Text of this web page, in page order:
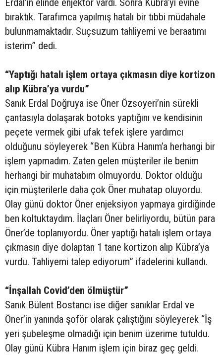
Erdal’ın elinde enjektör vardı. Sonra Kübra’yı evine
bıraktık. Tarafımca yapılmış hatalı bir tıbbi müdahale
bulunmamaktadır. Suçsuzum tahliyemi ve beraatımı
isterim” dedi.
“Yaptığı hatalı işlem ortaya çıkmasın diye kortizon
alıp Kübra’ya vurdu”
Sanık Erdal Doğruya ise Öner Özsoyeri’nin sürekli
çantasıyla dolaşarak botoks yaptığını ve kendisinin
peçete vermek gibi ufak tefek işlere yardımcı
olduğunu söyleyerek “Ben Kübra Hanım’a herhangi bir
işlem yapmadım. Zaten gelen müşteriler ile benim
herhangi bir muhatabım olmuyordu. Doktor olduğu
için müşterilerle daha çok Öner muhatap oluyordu.
Olay günü doktor Öner enjeksiyon yapmaya girdiğinde
ben koltuktaydım. İlaçları Öner belirliyordu, bütün para
Öner’de toplanıyordu. Öner yaptığı hatalı işlem ortaya
çıkmasın diye dolaptan 1 tane kortizon alıp Kübra’ya
vurdu. Tahliyemi talep ediyorum” ifadelerini kullandı.
“İnşallah Covid’den ölmüştür”
Sanık Bülent Bostancı ise diğer sanıklar Erdal ve
Öner’in yanında şoför olarak çalıştığını söyleyerek “İş
yeri şubeleşme olmadığı için benim üzerime tutuldu.
Olay günü Kübra Hanım işlem için biraz geç geldi.